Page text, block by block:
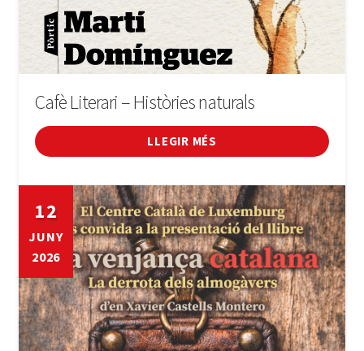
Cafè Literari – Històries naturals
LLEGIR MÉS
12
JUNY
2026